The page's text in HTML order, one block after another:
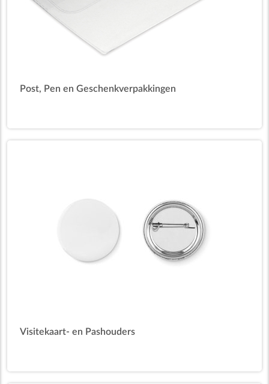
Post, Pen en Geschenkverpakkingen
Visitekaart- en Pashouders